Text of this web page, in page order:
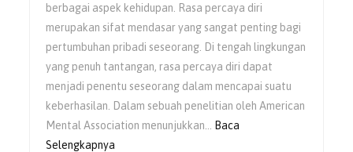
berbagai aspek kehidupan. Rasa percaya diri
merupakan sifat mendasar yang sangat penting bagi
pertumbuhan pribadi seseorang. Di tengah lingkungan
yang penuh tantangan, rasa percaya diri dapat
menjadi penentu seseorang dalam mencapai suatu
keberhasilan. Dalam sebuah penelitian oleh American
Mental Association menunjukkan…
Baca
Selengkapnya